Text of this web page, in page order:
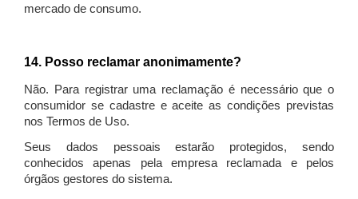
mercado de consumo.
14. Posso reclamar anonimamente?
Não. Para registrar uma reclamação é necessário que o
consumidor se cadastre e aceite as condições previstas
nos Termos de Uso.
Seus dados pessoais estarão protegidos, sendo
conhecidos apenas pela empresa reclamada e pelos
órgãos gestores do sistema.